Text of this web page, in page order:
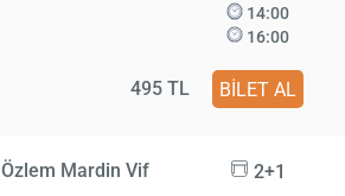
14:00
16:00
495 TL BİLET AL
Özlem Mardin Vif 2+1